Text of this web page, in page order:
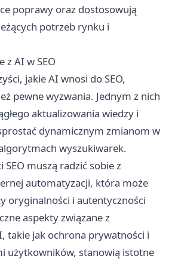
poprawy oraz dostosowują
potrzeb rynku i
z AI w SEO
jakie AI wnosi do SEO,
pewne wyzwania. Jednym z nich
aktualizowania wiedzy i
dynamicznym zmianom w
wyszukiwarek.
SEO muszą radzić sobie z
automatyzacji, która może
oryginalności i autentyczności
aspekty związane z
takie jak ochrona prywatności i
użytkowników, stanowią istotne